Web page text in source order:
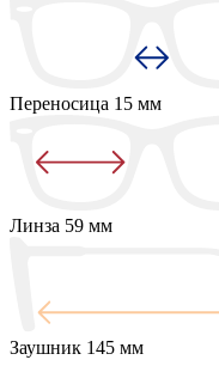
Переносица 15 мм
Линза 59 мм
Заушник 145 мм